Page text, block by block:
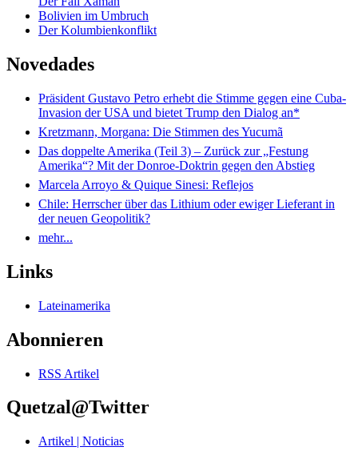
Bolivien im Umbruch
Der Kolumbienkonflikt
Novedades
Präsident Gustavo Petro erhebt die Stimme gegen eine Cuba-
Invasion der USA und bietet Trump den Dialog an*
Kretzmann, Morgana: Die Stimmen des Yucumã
Das doppelte Amerika (Teil 3) – Zurück zur „Festung
Amerika“? Mit der Donroe-Doktrin gegen den Abstieg
Marcela Arroyo & Quique Sinesi: Reflejos
Chile: Herrscher über das Lithium oder ewiger Lieferant in
der neuen Geopolitik?
mehr...
Links
Lateinamerika
Abonnieren
RSS Artikel
Quetzal@Twitter
Artikel | Noticias